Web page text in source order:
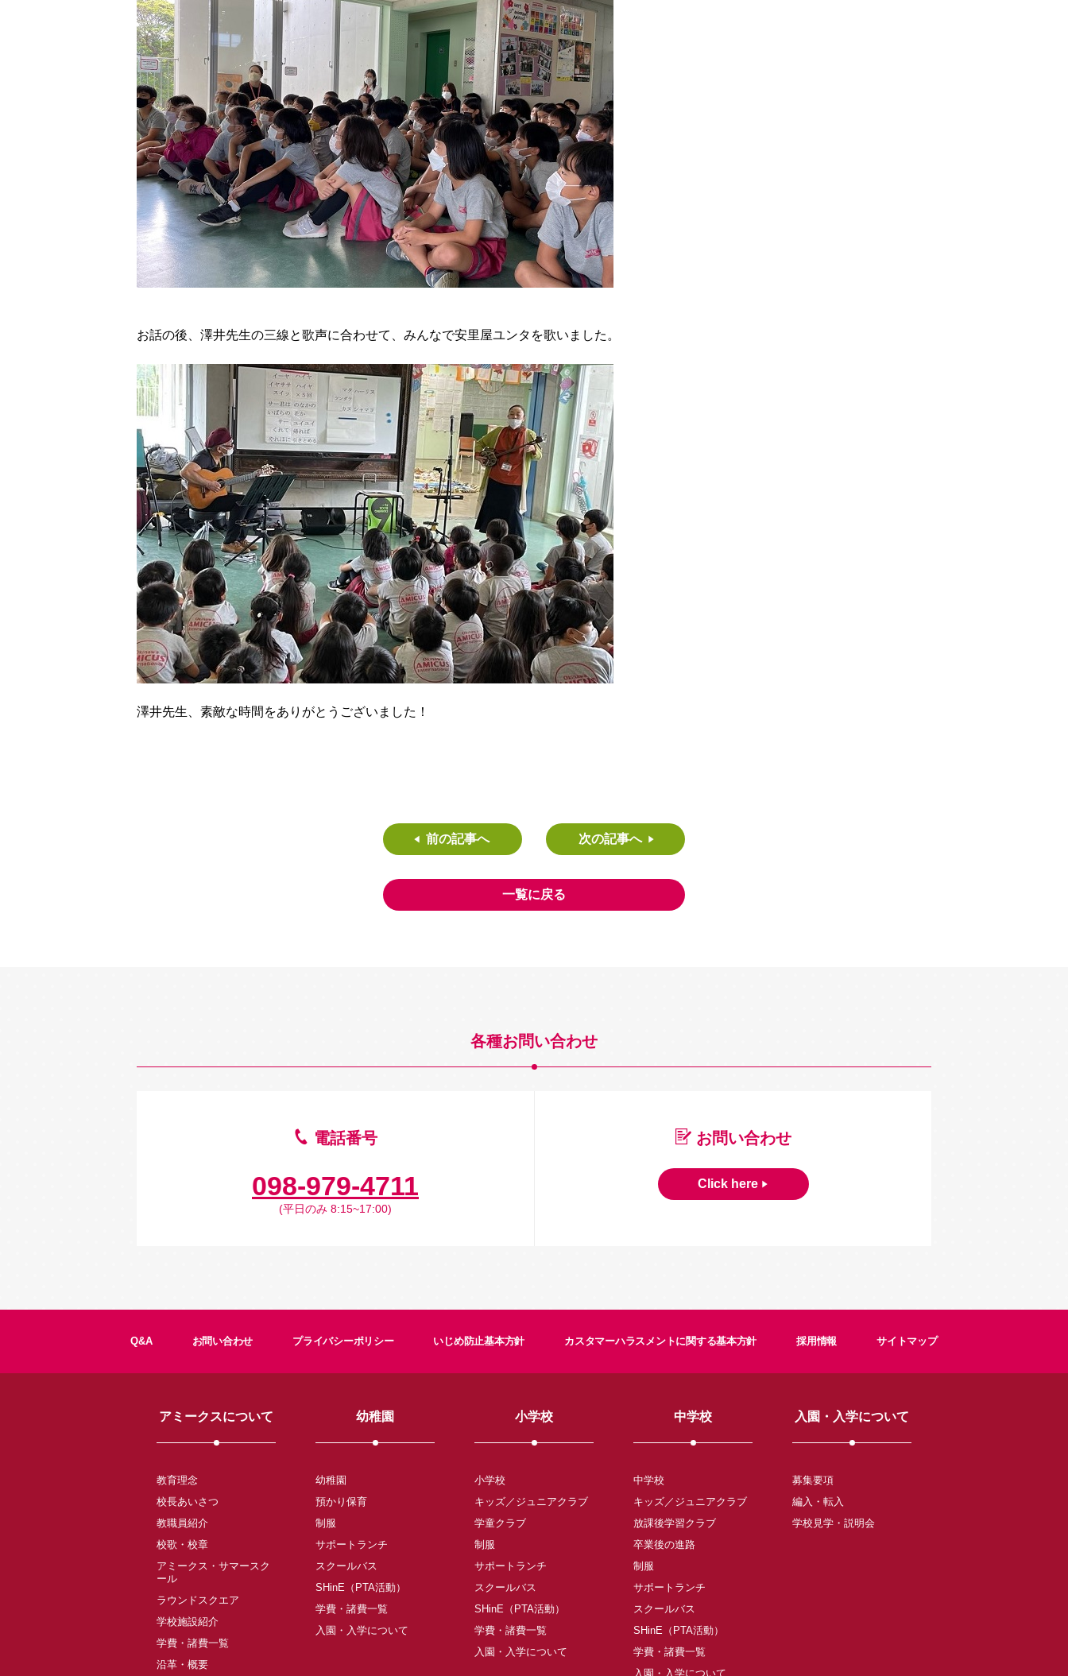
お話の後、澤井先生の三線と歌声に合わせて、みんなで安里屋ユンタを歌いました。
澤井先生、素敵な時間をありがとうございました！
前の記事へ 次の記事へ
一覧に戻る
各種お問い合わせ
電話番号
098-979-4711
(平日のみ 8:15~17:00)
お問い合わせ
Click here
Q&A お問い合わせ プライバシーポリシー いじめ防止基本方針 カスタマーハラスメントに関する基本方針 採用情報 サイトマップ
アミークスについて
教育理念
校長あいさつ
教職員紹介
校歌・校章
アミークス・サマースク
ール
ラウンドスクエア
学校施設紹介
学費・諸費一覧
沿革・概要
幼稚園
幼稚園
預かり保育
制服
サポートランチ
スクールバス
SHinE（PTA活動）
学費・諸費一覧
入園・入学について
小学校
小学校
キッズ／ジュニアクラブ
学童クラブ
制服
サポートランチ
スクールバス
SHinE（PTA活動）
学費・諸費一覧
入園・入学について
中学校
中学校
キッズ／ジュニアクラブ
放課後学習クラブ
卒業後の進路
制服
サポートランチ
スクールバス
SHinE（PTA活動）
学費・諸費一覧
入園・入学について
入園・入学について
募集要項
編入・転入
学校見学・説明会